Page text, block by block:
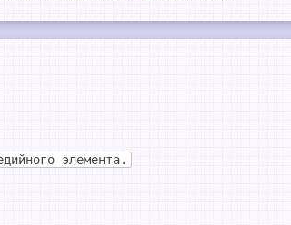
элемента.